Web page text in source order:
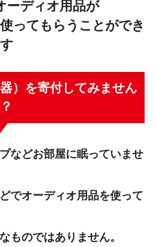
ーディオ用品が
ってもらうことができ
）を寄付してみません
などお部屋に眠っていませ
でオーディオ用品を使って
ものではありません。